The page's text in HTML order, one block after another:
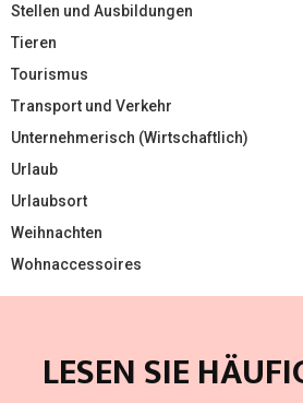
Stellen und Ausbildungen
Tieren
Tourismus
Transport und Verkehr
Unternehmerisch (Wirtschaftlich)
Urlaub
Urlaubsort
Weihnachten
Wohnaccessoires
LESEN SIE